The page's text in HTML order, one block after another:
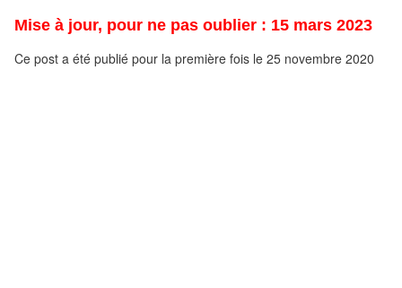
Mise à jour, pour ne pas oublier : 15 mars 2023
Ce post a été publié pour la première fois le 25 novembre 2020